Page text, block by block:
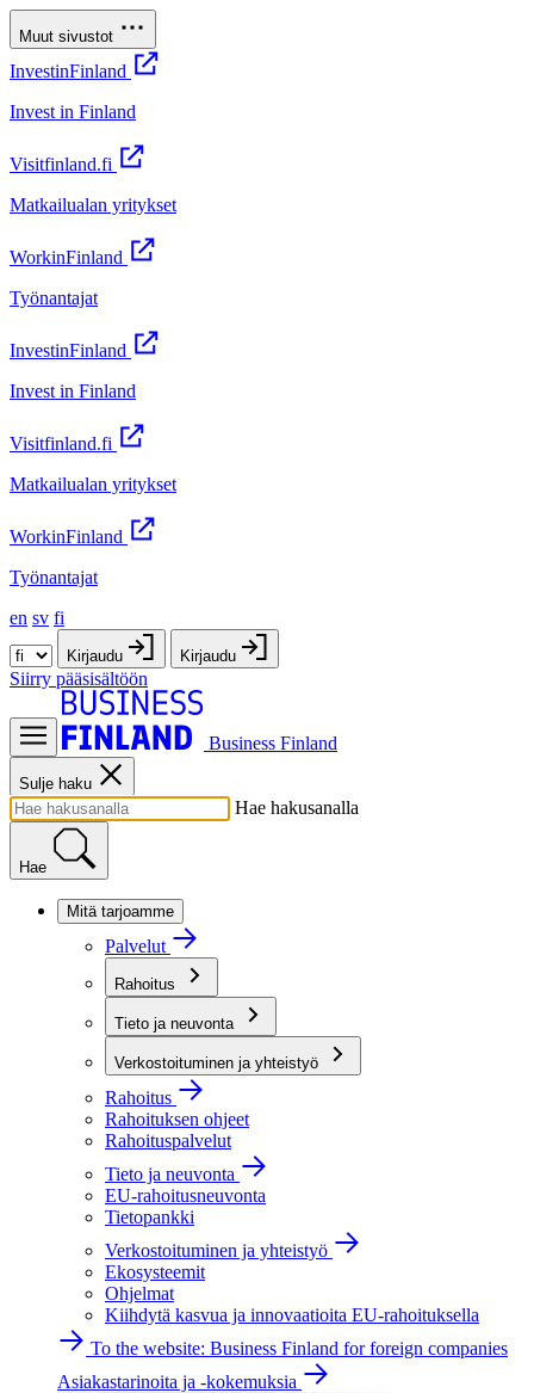
Muut sivustot
InvestinFinland
Invest in Finland
Visitfinland.fi
Matkailualan yritykset
WorkinFinland
Työnantajat
InvestinFinland
Invest in Finland
Visitfinland.fi
Matkailualan yritykset
WorkinFinland
Työnantajat
en sv fi
Kirjaudu Kirjaudu
Siirry pääsisältöön
Business Finland
Sulje haku
Hae hakusanalla
Hae
Mitä tarjoamme
Palvelut
Rahoitus
Tieto ja neuvonta
Verkostoituminen ja yhteistyö
Rahoitus
Rahoituksen ohjeet
Rahoituspalvelut
Tieto ja neuvonta
EU-rahoitusneuvonta
Tietopankki
Verkostoituminen ja yhteistyö
Ekosysteemit
Ohjelmat
Kiihdytä kasvua ja innovaatioita EU-rahoituksella
To the website: Business Finland for foreign companies
Asiakastarinoita ja -kokemuksia